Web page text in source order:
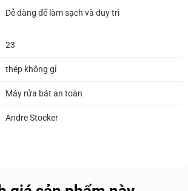
Dễ dàng để làm sạch và duy trì
23
thép không gỉ
Máy rửa bát an toàn
Andre Stocker